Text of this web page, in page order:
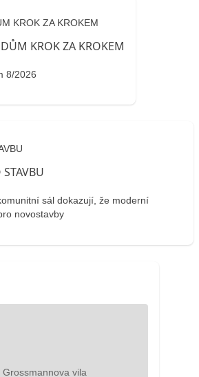
KROK ZA KROKEM
8/2026
sál dokazují, že moderní
novostavby